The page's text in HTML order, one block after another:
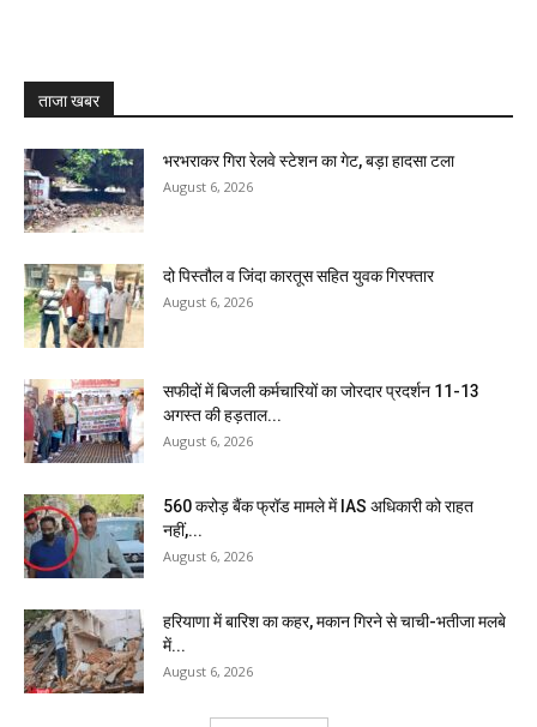
ताजा खबर
भरभराकर गिरा रेलवे स्टेशन का गेट, बड़ा हादसा टला
August 6, 2026
दो पिस्तौल व जिंदा कारतूस सहित युवक गिरफ्तार
August 6, 2026
सफीदों में बिजली कर्मचारियों का जोरदार प्रदर्शन 11-13
अगस्त की हड़ताल...
August 6, 2026
₹560 करोड़ बैंक फ्रॉड मामले में IAS अधिकारी को राहत
नहीं,...
August 6, 2026
हरियाणा में बारिश का कहर, मकान गिरने से चाची-भतीजा मलबे
में...
August 6, 2026